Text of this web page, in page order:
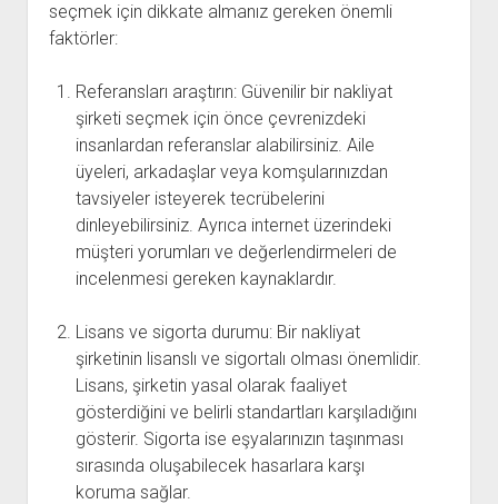
seçmek için dikkate almanız gereken önemli
faktörler:
Referansları araştırın: Güvenilir bir nakliyat
şirketi seçmek için önce çevrenizdeki
insanlardan referanslar alabilirsiniz. Aile
üyeleri, arkadaşlar veya komşularınızdan
tavsiyeler isteyerek tecrübelerini
dinleyebilirsiniz. Ayrıca internet üzerindeki
müşteri yorumları ve değerlendirmeleri de
incelenmesi gereken kaynaklardır.
Lisans ve sigorta durumu: Bir nakliyat
şirketinin lisanslı ve sigortalı olması önemlidir.
Lisans, şirketin yasal olarak faaliyet
gösterdiğini ve belirli standartları karşıladığını
gösterir. Sigorta ise eşyalarınızın taşınması
sırasında oluşabilecek hasarlara karşı
koruma sağlar.